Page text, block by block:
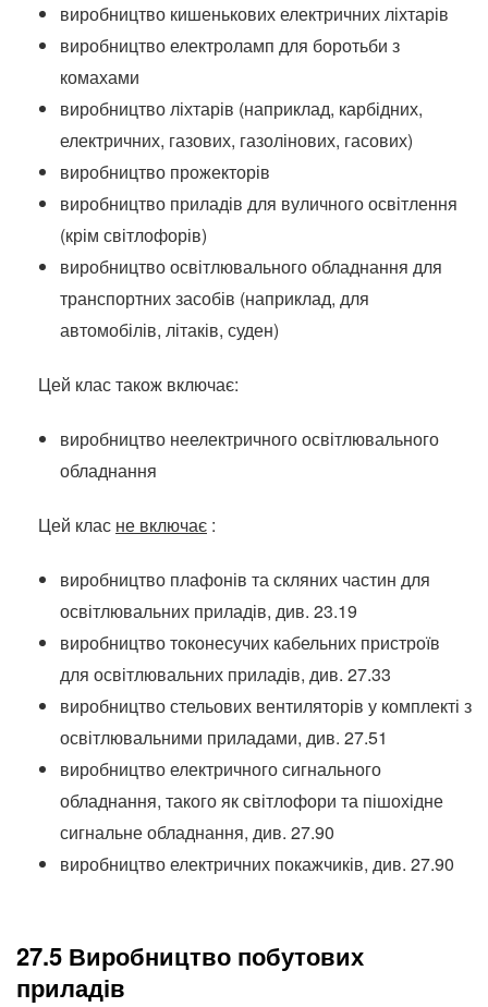
виробництво кишенькових електричних ліхтарів
виробництво електроламп для боротьби з
комахами
виробництво ліхтарів (наприклад, карбідних,
електричних, газових, газолінових, гасових)
виробництво прожекторів
виробництво приладів для вуличного освітлення
(крім світлофорів)
виробництво освітлювального обладнання для
транспортних засобів (наприклад, для
автомобілів, літаків, суден)
Цей клас також включає:
виробництво неелектричного освітлювального
обладнання
Цей клас не включає :
виробництво плафонів та скляних частин для
освітлювальних приладів, див. 23.19
виробництво токонесучих кабельних пристроїв
для освітлювальних приладів, див. 27.33
виробництво стельових вентиляторів у комплекті з
освітлювальними приладами, див. 27.51
виробництво електричного сигнального
обладнання, такого як світлофори та пішохідне
сигнальне обладнання, див. 27.90
виробництво електричних покажчиків, див. 27.90
27.5 Виробництво побутових
приладів